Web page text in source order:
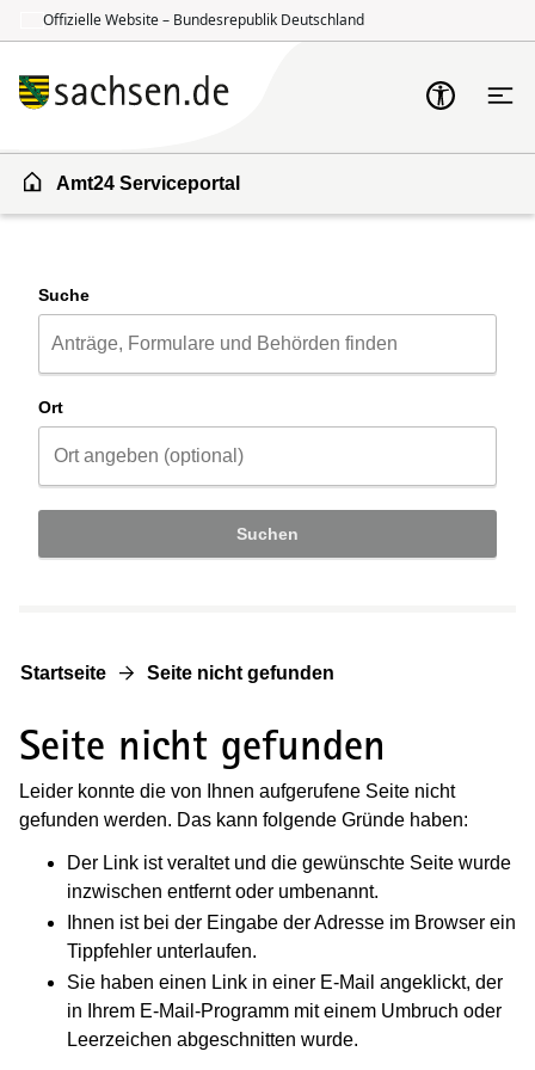
Offizielle Website – Bundesrepublik Deutschland
Amt24 Serviceportal
Suche
Ort
Suchen
Startseite Seite nicht gefunden
Seite nicht gefunden
Leider konnte die von Ihnen aufgerufene Seite nicht
gefunden werden. Das kann folgende Gründe haben:
Der Link ist veraltet und die gewünschte Seite wurde
inzwischen entfernt oder umbenannt.
Ihnen ist bei der Eingabe der Adresse im Browser ein
Tippfehler unterlaufen.
Sie haben einen Link in einer E-Mail angeklickt, der
in Ihrem E-Mail-Programm mit einem Umbruch oder
Leerzeichen abgeschnitten wurde.